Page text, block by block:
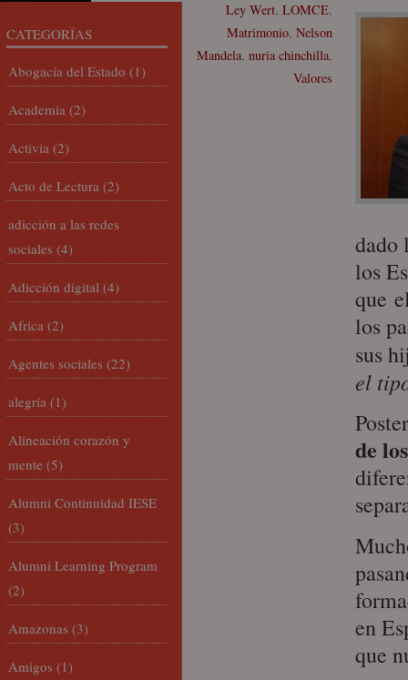
Ley Wert, LOMCE,
Matrimonio, Nelson
Mandela, nuria chinchilla,
Valores
dado
los
que
los
sus
el
de
en
que
CATEGORÍAS
Abogacía del Estado (1)
Academia (2)
Activia (2)
Acto de Lectura (2)
adicción a las redes
sociales (4)
Adicción digital (4)
Africa (2)
Agentes sociales (22)
alegría (1)
Alineación corazón y
mente (5)
Alumni Continuidad IESE
(3)
Alumni Learning Program
(2)
Amazonas (3)
Amigos (1)